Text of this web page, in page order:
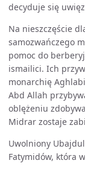
decyduje się
Na nieszczęście
samozwańczego
pomoc do
ismailici. Ich
monarchię
Abd Allah
oblężeniu
Midrar zostaje
Uwolniony
Fatymidów, która